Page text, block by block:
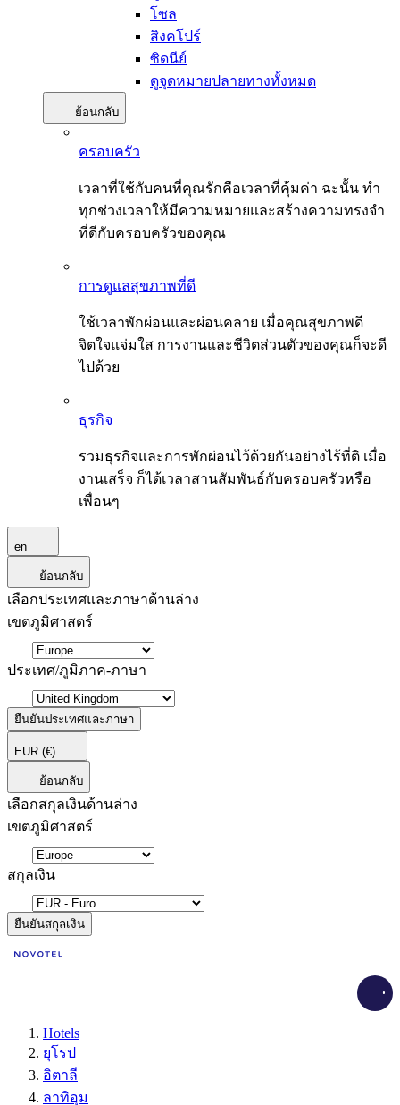
โซล
สิงคโปร์
ซิดนีย์
ดูจุดหมายปลายทางทั้งหมด
ย้อนกลับ
ครอบครัว
เวลาที่ใช้กับคนที่คุณรักคือเวลาที่คุ้มค่า ฉะนั้น ทำ
ทุกช่วงเวลาให้มีความหมายและสร้างความทรงจำ
ที่ดีกับครอบครัวของคุณ
การดูแลสุขภาพที่ดี
ใช้เวลาพักผ่อนและผ่อนคลาย เมื่อคุณสุขภาพดี
จิตใจแจ่มใส การงานและชีวิตส่วนตัวของคุณก็จะดี
ไปด้วย
ธุรกิจ
รวมธุรกิจและการพักผ่อนไว้ด้วยกันอย่างไร้ที่ติ เมื่อ
งานเสร็จ ก็ได้เวลาสานสัมพันธ์กับครอบครัวหรือ
เพื่อนๆ
en
ย้อนกลับ
เลือกประเทศและภาษาด้านล่าง
เขตภูมิศาสตร์
ประเทศ/ภูมิภาค-ภาษา
ยืนยันประเทศและภาษา
EUR (€)
ย้อนกลับ
เลือกสกุลเงินด้านล่าง
เขตภูมิศาสตร์
สกุลเงิน
ยืนยันสกุลเงิน
Hotels
ยุโรป
อิตาลี
ลาทิอุม